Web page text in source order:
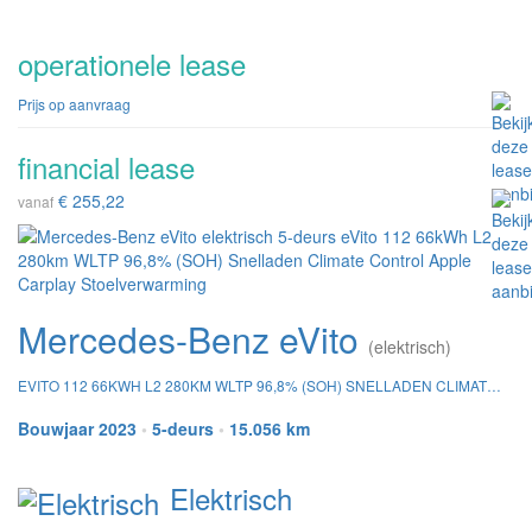
operationele lease
Prijs op aanvraag
financial lease
vanaf € 255,22
Mercedes-Benz eVito (elektrisch)
EVITO 112 66KWH L2 280KM WLTP 96,8% (SOH) SNELLADEN CLIMATE CONTROL APPLE CARPLAY STOELVERWARMING
Bouwjaar 2023 • 5-deurs • 15.056 km
Elektrisch